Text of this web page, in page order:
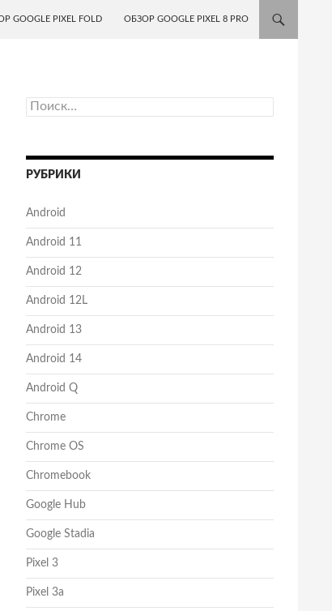
GOOGLE PIXEL FOLD ОБЗОР GOOGLE PIXEL 8 PRO
Найти:
РУБРИКИ
Android
Android 11
Android 12
Android 12L
Android 13
Android 14
Android Q
Chrome
Chrome OS
Chromebook
Google Hub
Google Stadia
Pixel 3
Pixel 3a